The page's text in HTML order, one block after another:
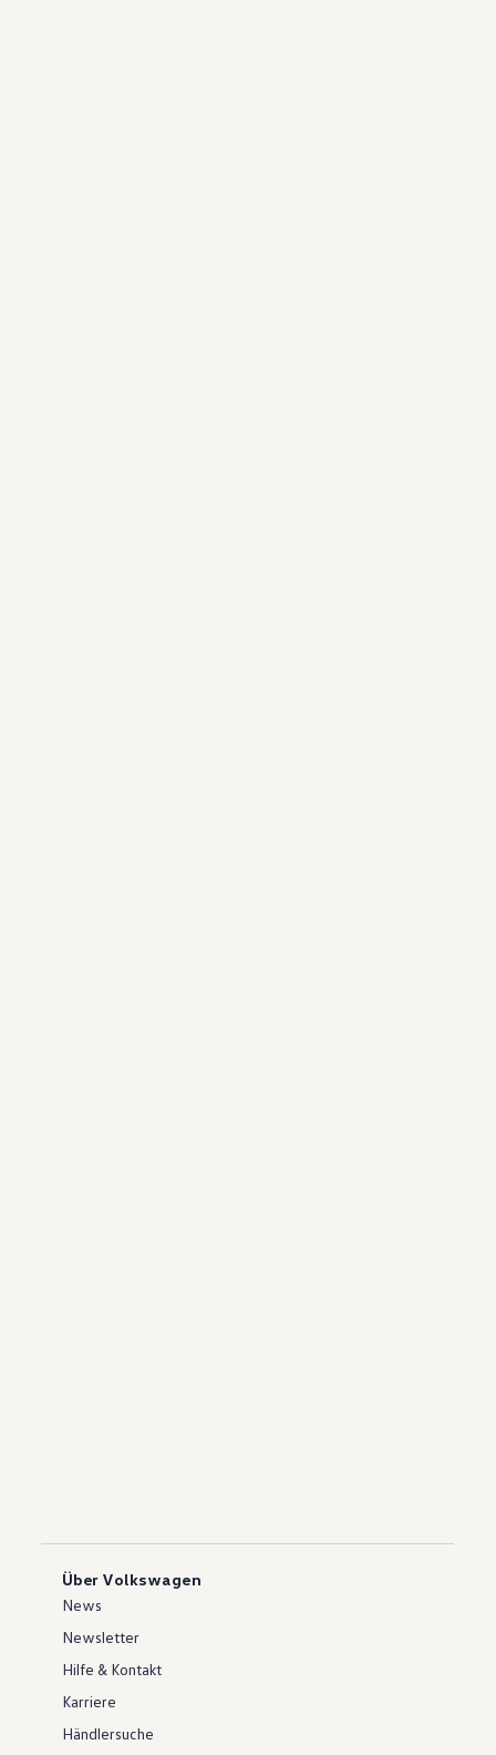
Über Volkswagen
News
Newsletter
Hilfe & Kontakt
Karriere
Händlersuche